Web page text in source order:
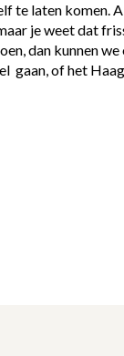
te laten komen.
je weet dat
dan kunnen
gaan, of het